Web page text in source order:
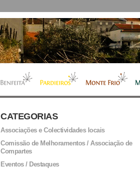
CATEGORIAS
Associações e Colectividades locais
Comissão de Melhoramentos / Associação de
Compartes
Eventos / Destaques